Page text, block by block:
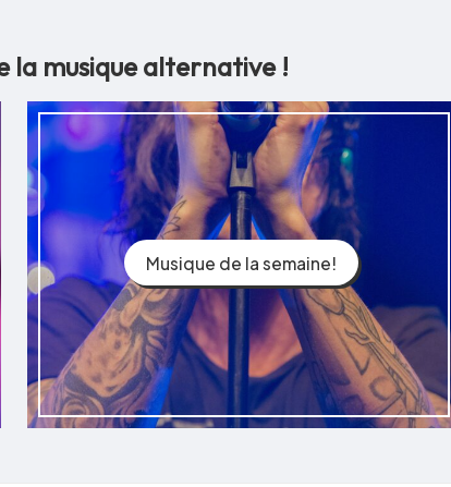
la musique alternative !
Musique de la semaine!